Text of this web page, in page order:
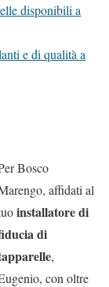
disponibili a
e di qualità a
Bosco
affidati al
installatore di
di
,
con oltre